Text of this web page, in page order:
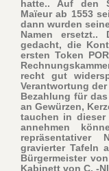
hatte.. Auf den
Maïeur ab 1553
dann wurden
Namen ersetzt..
gedacht, die
ersten Token
recht gut
Verantwortung
Bezahlung für
an Gewürzen,
tauchen in dieser
annehmen
repräsentativer
gravierter Tafeln
Bürgermeister
Kabinett von C. -